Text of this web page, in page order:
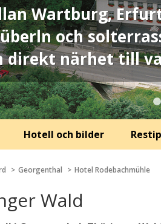
Wartburg,
och
direkt närhet till
Hotell och bilder
Georgenthal Hotel Rodebachmühle
Wald